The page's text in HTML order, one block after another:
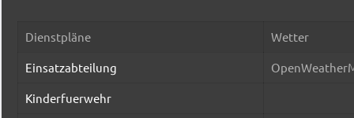
Dienstpläne Wetter
Einsatzabteilung
Kinderfuerwehr